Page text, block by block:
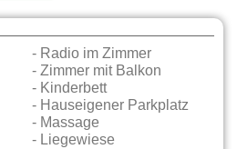
- Radio im Zimmer
- Zimmer mit Balkon
- Kinderbett
- Hauseigener Parkplatz
- Massage
- Liegewiese